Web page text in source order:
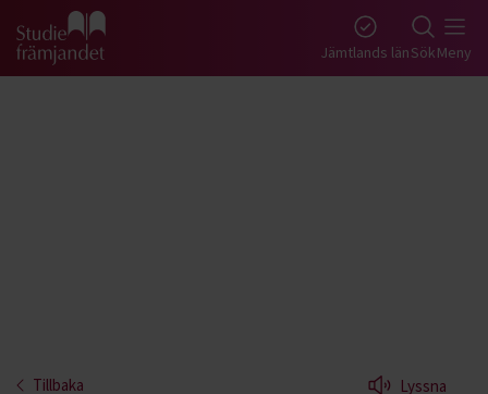
Gå till studiefrämjandets startsida Jämtlands länSökMeny
Tillbaka Lyssna